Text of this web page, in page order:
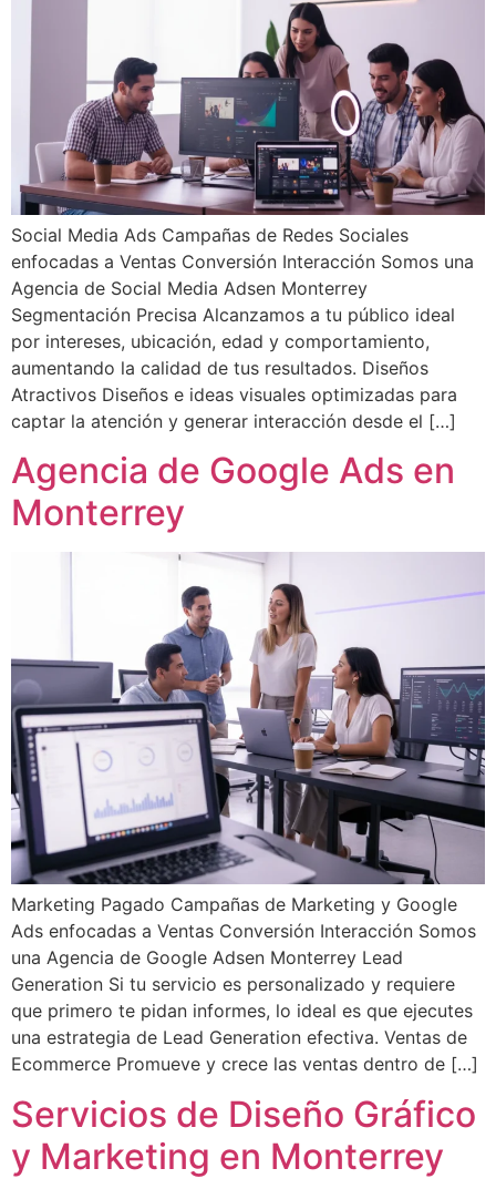
Social Media Ads Campañas de Redes Sociales
enfocadas a Ventas Conversión Interacción Somos una
Agencia de Social Media Adsen Monterrey
Segmentación Precisa Alcanzamos a tu público ideal
por intereses, ubicación, edad y comportamiento,
aumentando la calidad de tus resultados. Diseños
Atractivos Diseños e ideas visuales optimizadas para
captar la atención y generar interacción desde el […]
Agencia de Google Ads en
Monterrey
Marketing Pagado Campañas de Marketing y Google
Ads enfocadas a Ventas Conversión Interacción Somos
una Agencia de Google Adsen Monterrey Lead
Generation Si tu servicio es personalizado y requiere
que primero te pidan informes, lo ideal es que ejecutes
una estrategia de Lead Generation efectiva. Ventas de
Ecommerce Promueve y crece las ventas dentro de […]
Servicios de Diseño Gráfico
y Marketing en Monterrey